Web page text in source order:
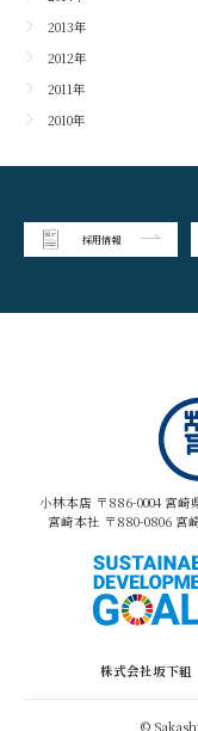
2013年
2012年
2011年
2010年
採用情報
小林本店 〒886-0004 宮
宮崎本社 〒880-0806 宮
株式会社坂下組
©